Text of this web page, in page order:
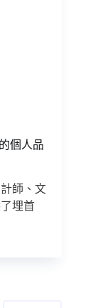
個人品
師、文
埋首